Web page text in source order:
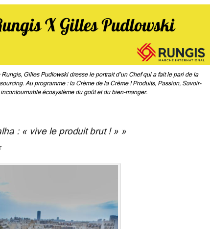
Gilles Pudlowski dresse le portrait d’un Chef qui a fait le pari de la
Au programme : la Crème de la Crème ! Produits, Passion, Savoir-
écosystème du goût et du bien-manger.
: « vive le produit brut ! » »